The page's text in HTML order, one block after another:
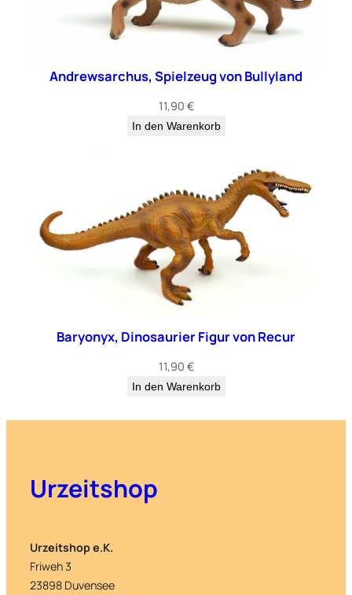
Andrewsarchus, Spielzeug von Bullyland
11,90 €
In den Warenkorb
Baryonyx, Dinosaurier Figur von Recur
11,90 €
In den Warenkorb
Urzeitshop
Urzeitshop e.K.
Friweh 3
23898 Duvensee